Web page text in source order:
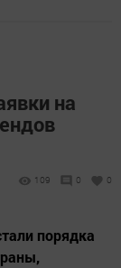
на
109 0 0
порядка